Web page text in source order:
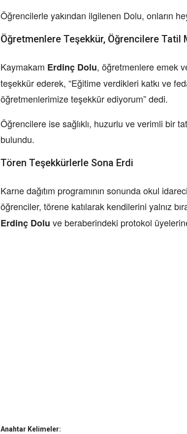
Öğrencilerle yakından ilgilenen Dolu, onların
Öğretmenlere Teşekkür, Öğrencilere Tatil
Kaymakam Erdinç Dolu, öğretmenlere emek
teşekkür ederek, “Eğitime verdikleri katkı ve
öğretmenlerimize teşekkür ediyorum” dedi.
Öğrencilere ise sağlıklı, huzurlu ve verimli bir
bulundu.
Tören Teşekkürlerle Sona Erdi
Karne dağıtım programının sonunda okul
öğrenciler, törene katılarak kendilerini yalnız
Erdinç Dolu ve beraberindeki protokol
Anahtar Kelimeler: